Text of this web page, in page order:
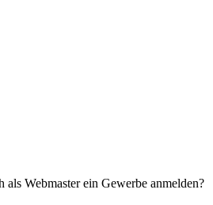
als Webmaster ein Gewerbe anmelden?